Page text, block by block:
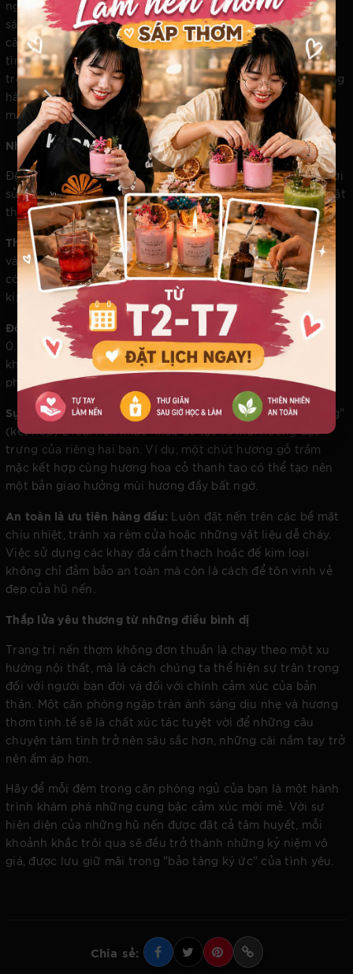
ngọn nến từ thương hiệu này, bạn không chỉ thắp lên ánh
sáng, mà đang khai mở một không gian trải nghiệm đẳng
cấp, nơi sự sang trọng hòa quyện cùng cảm xúc ấm áp của
tình thân. Chính sự tinh tế trong diện mạo và sự sâu sắc
trong mùi hương đã biến thương hiệu trở thành người đồng
hành không thể thiếu trong các kế hoạch kiến tạo sự lãng
mạn cho cặp đôi.
Những lưu ý để trải nghiệm nến thơm trở nên hoàn hảo
Để nến thơm thực sự phát huy quyền năng của mình, người
sử dụng cần am hiểu những quy tắc ngầm trong nghệ thuật
thưởng thức:
Thời gian thắp nến lý tưởng:Nên thắp nến trước khi bước
vào phòng khoảng 30 - 45 phút. Điều này giúp mùi hương
có đủ thời gian để lấp đầy không gian và các tầng hương
kịp bung nở một cách trọn vẹn nhất.
Độ dài của bấc nến:
Luôn duy trì bấc nến ở độ dài khoảng
0.5cm trước khi thắp. Điều này giúp ngọn lửa cháy đều,
không tạo khói đen và đảm bảo mặt sáp tan chảy phẳng
phiu, duy trì tính thẩm mỹ cho hũ nến.
Sự phối hợp giữa các mùi hương:Đừng ngần ngại "layering"
(kết hợp) 2 loại nến khác nhau để tạo ra mùi hương đặc
trưng của riêng hai bạn. Ví dụ, một chút hương gỗ trầm
mặc kết hợp cùng hương hoa cỏ thanh tao có thể tạo nên
một bản giao hưởng mùi hương đầy bất ngờ.
An toàn là ưu tiên hàng đầu: Luôn đặt nến trên các bề mặt
chịu nhiệt, tránh xa rèm cửa hoặc những vật liệu dễ cháy.
Việc sử dụng các khay đá cẩm thạch hoặc đế kim loại
không chỉ đảm bảo an toàn mà còn là cách để tôn vinh vẻ
đẹp của hũ nến.
Thắp lửa yêu thương từ những điều bình dị
Trang trí nến thơm không đơn thuần là chạy theo một xu
hướng nội thất, mà là cách chúng ta thể hiện sự trân trọng
đối với người bạn đời và đối với chính cảm xúc của bản
thân. Một căn phòng ngập tràn ánh sáng dịu nhẹ và hương
thơm tinh tế sẽ là chất xúc tác tuyệt vời để những câu
chuyện tâm tình trở nên sâu sắc hơn, những cái nắm tay trở
nên ấm áp hơn.
Hãy để mỗi đêm trong căn phòng ngủ của bạn là một hành
trình khám phá những cung bậc cảm xúc mới mẻ. Với sự
hiện diện của những hũ nến được đặt cả tâm huyết, mỗi
khoảnh khắc trôi qua sẽ đều trở thành những kỷ niệm vô
giá, được lưu giữ mãi trong "bảo tàng ký ức" của tình yêu.
Chia sẻ: